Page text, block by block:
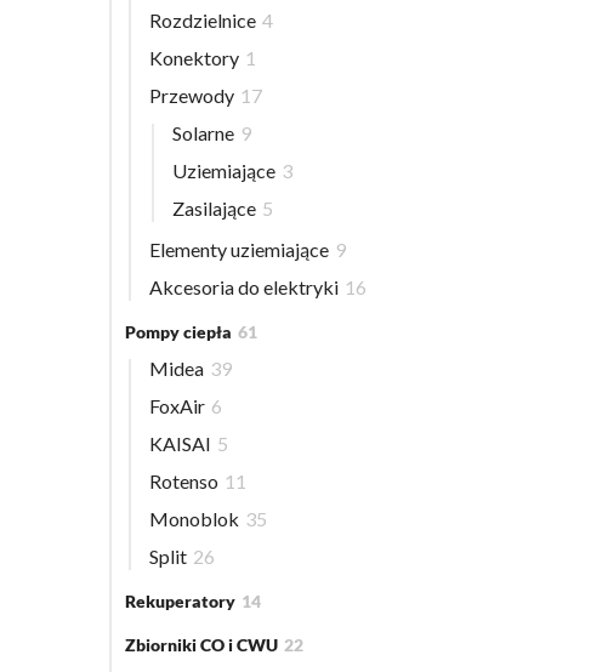
Rozdzielnice 4
Konektory 1
Przewody 17
Solarne 9
Uziemiające 3
Zasilające 5
Elementy uziemiające 9
Akcesoria do elektryki 16
Pompy ciepła 61
Midea 39
FoxAir 6
KAISAI 5
Rotenso 11
Monoblok 35
Split 26
Rekuperatory 14
Zbiorniki CO i CWU 22